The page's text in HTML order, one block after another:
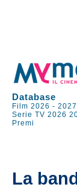
Database
Film 2026 -2027
Serie TV 2026
Premi
La